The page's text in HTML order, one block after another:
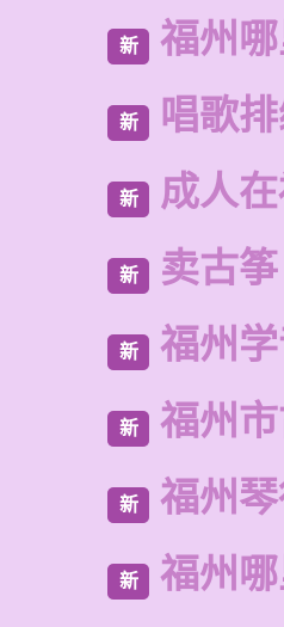
新 福州
新 唱歌
新 成人
新 卖古筝
新 福州
新 福州
新 福州
新 福州